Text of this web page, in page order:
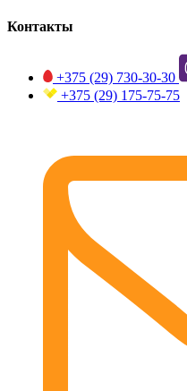
Контакты
+375 (29) 730-30-30
+375 (29) 175-75-75